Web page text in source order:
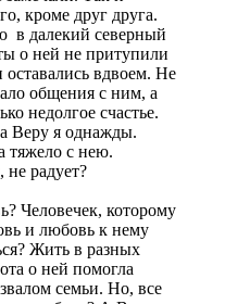
кроме друг друга.
в далекий северный
о ней не притупили
вдвоем. Не
общения с ним, а
недолгое счастье.
Веру я однажды.
тяжело с нею.
не радует?
Человечек, которому
и любовь к нему
Жить в разных
о ней помогла
семьи. Но, все